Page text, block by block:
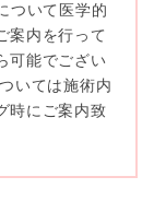
報」とは、生
報に含まれる
の個人を識別
護委員会の政
す。
までは特定
ついて医学的
案内を行って
可能でござい
いては施術内
時にご案内致